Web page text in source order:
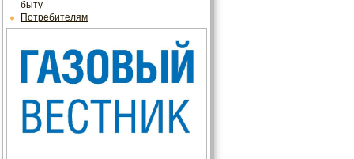
быту
Потребителям